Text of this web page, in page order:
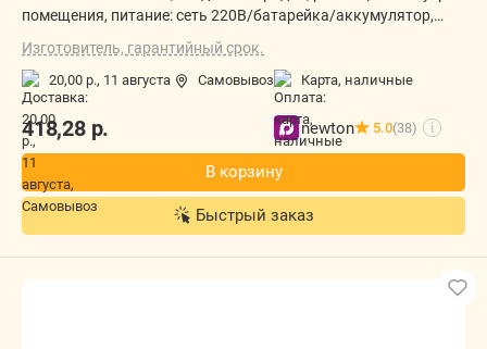
помещения, питание: сеть 220В/батарейка/аккумулятор,
Изготовитель, гарантийный срок.
20,00 р., 11 августа Самовывоз карта, наличные
418,28р. newton 5.0(38) i
В корзину
Быстрый заказ